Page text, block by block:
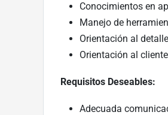
Conocimientos en
Manejo de
Orientación al detalle
Orientación al
Requisitos Deseables:
Adecuada